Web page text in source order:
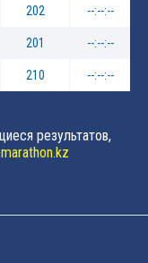
202 --:--:--
201 --:--:--
210 --:--:--
результатов,